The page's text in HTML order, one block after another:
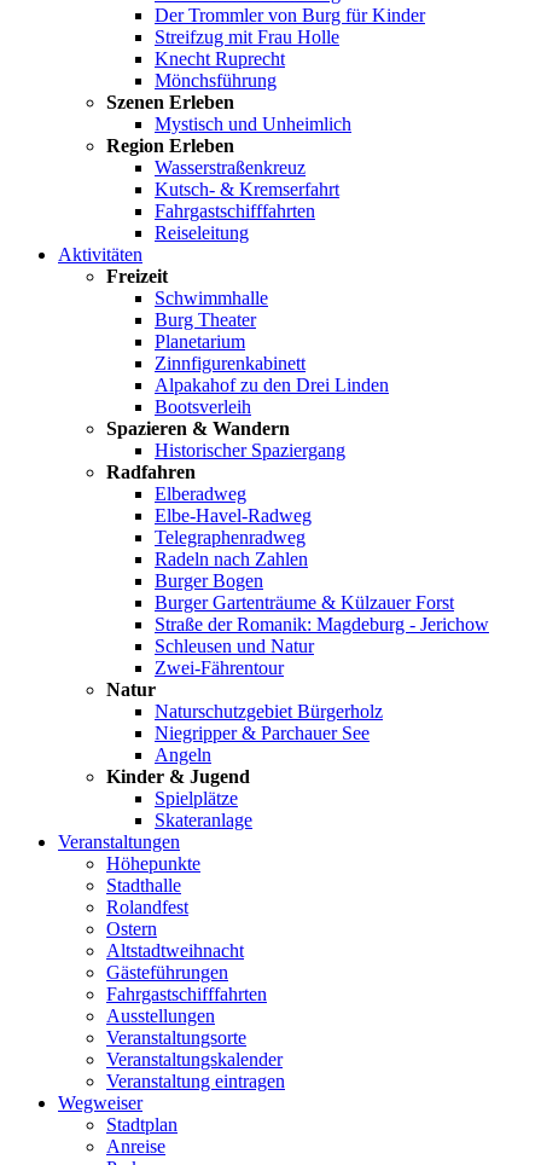
Der Trommler von Burg für Kinder
Streifzug mit Frau Holle
Knecht Ruprecht
Mönchsführung
Szenen Erleben
Mystisch und Unheimlich
Region Erleben
Wasserstraßenkreuz
Kutsch- & Kremserfahrt
Fahrgastschifffahrten
Reiseleitung
Aktivitäten
Freizeit
Schwimmhalle
Burg Theater
Planetarium
Zinnfigurenkabinett
Alpakahof zu den Drei Linden
Bootsverleih
Spazieren & Wandern
Historischer Spaziergang
Radfahren
Elberadweg
Elbe-Havel-Radweg
Telegraphenradweg
Radeln nach Zahlen
Burger Bogen
Burger Gartenträume & Külzauer Forst
Straße der Romanik: Magdeburg - Jerichow
Schleusen und Natur
Zwei-Fährentour
Natur
Naturschutzgebiet Bürgerholz
Niegripper & Parchauer See
Angeln
Kinder & Jugend
Spielplätze
Skateranlage
Veranstaltungen
Höhepunkte
Stadthalle
Rolandfest
Ostern
Altstadtweihnacht
Gästeführungen
Fahrgastschifffahrten
Ausstellungen
Veranstaltungsorte
Veranstaltungskalender
Veranstaltung eintragen
Wegweiser
Stadtplan
Anreise